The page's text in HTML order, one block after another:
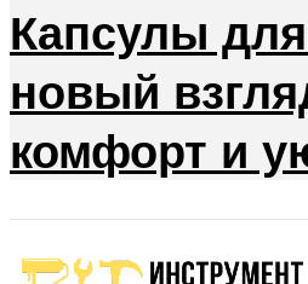
Капсулы
новый
комфорт и